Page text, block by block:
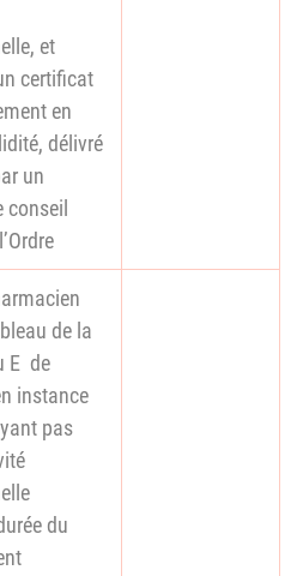
et
certificat
en
délivré
un
conseil
de la
E de
instance
pas
du